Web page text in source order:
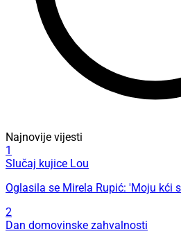
Najnovije vijesti
1
Slučaj kujice Lou
Oglasila se Mirela Rupić: 'Moju kći
2
Dan domovinske zahvalnosti